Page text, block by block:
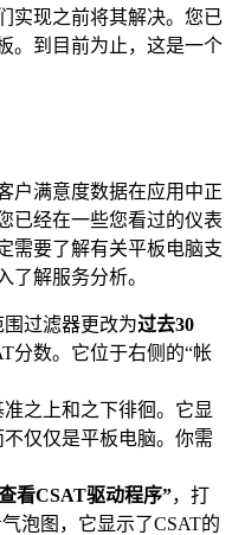
实现之前将其解决。您已
。到目前为止，这是一个
户满意度数据在应用中正
已经在一些您看过的仪表
需要了解有关平板电脑支
了解服务分析。
过滤器更改为过去30
分数。它位于右侧的“帐
之上和之下徘徊。它显
仅仅是平板电脑。你需
看CSAT驱动程序”，打
泡图，它显示了CSAT的